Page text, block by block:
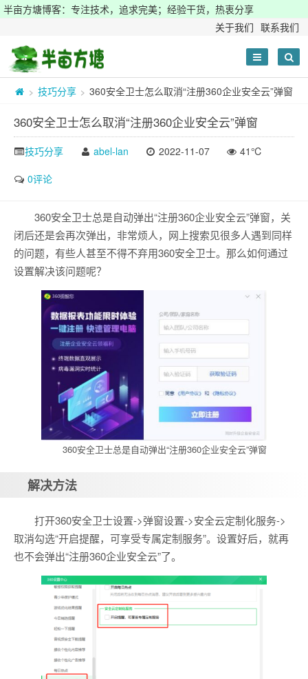
半亩方塘博客：专注技术，追求完美；经验干货，热衷分享
关于我们 联系我们
> 技巧分享 > 360安全卫士怎么取消“注册360企业安全云”弹窗
360安全卫士怎么取消“注册360企业安全云”弹窗
技巧分享 abel-lan 2022-11-07
41℃
0评论
360安全卫士总是自动弹出“注册360企业安全云”弹窗，关
闭后还是会再次弹出，非常烦人，网上搜索见很多人遇到同样
的问题，有些人甚至不得不弃用360安全卫士。那么如何通过
设置解决该问题呢？
360安全卫士总是自动弹出“注册360企业安全云”弹窗
解决方法
打开360安全卫士设置->弹窗设置->安全云定制化服务->
取消勾选“开启提醒，可享受专属定制服务”。设置好后，就再
也不会弹出“注册360企业安全云”了。